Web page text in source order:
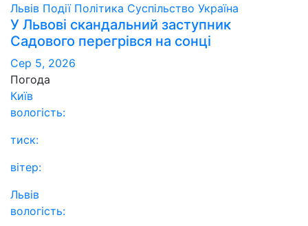
Львів Події Політика Суспільство Україна
У Львові скандальний заступник
Садового перегрівся на сонці
Сер 5, 2026
Погода
Київ
вологість:
тиск:
вітер:
Львів
вологість: